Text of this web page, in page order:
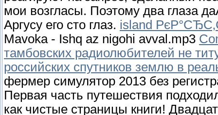
мои возгласы. Поэтому два глаза
Аргусу его сто глаз. island
Mavoka - Ishq az nigohi avval.mp3
тамбовских радиолюбителей не
российских спутников землю в
фермер симулятор 2013 без
Первая часть путешествия
как чистые страницы книги!